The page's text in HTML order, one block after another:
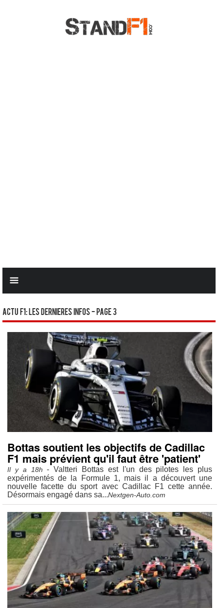
Actu F1: Les dernieres infos - Page 3
Bottas soutient les objectifs de Cadillac
F1 mais prévient qu'il faut être 'patient'
Il y a 18h - Valtteri Bottas est l'un des pilotes les plus
expérimentés de la Formule 1, mais il a découvert une
nouvelle facette du sport avec Cadillac F1 cette année.
Désormais engagé dans sa...Nextgen-Auto.com